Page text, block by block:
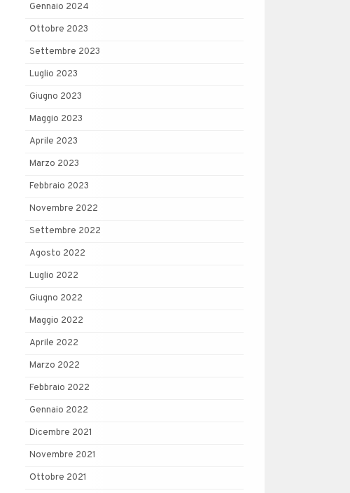
Gennaio 2024
Ottobre 2023
Settembre 2023
Luglio 2023
Giugno 2023
Maggio 2023
Aprile 2023
Marzo 2023
Febbraio 2023
Novembre 2022
Settembre 2022
Agosto 2022
Luglio 2022
Giugno 2022
Maggio 2022
Aprile 2022
Marzo 2022
Febbraio 2022
Gennaio 2022
Dicembre 2021
Novembre 2021
Ottobre 2021